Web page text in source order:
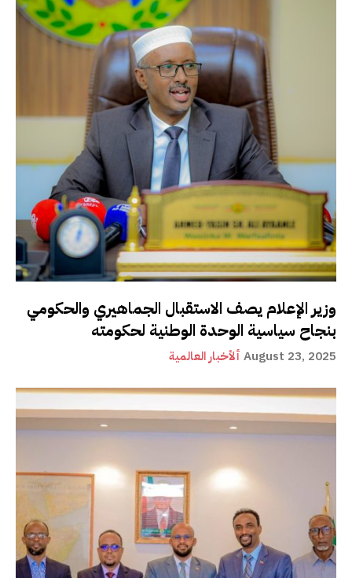
وزير الإعلام يصف الاستقبال الجماهيري والحكومي
بنجاح سياسية الوحدة الوطنية لحكومته
ألأخبار العالمية August 23, 2025